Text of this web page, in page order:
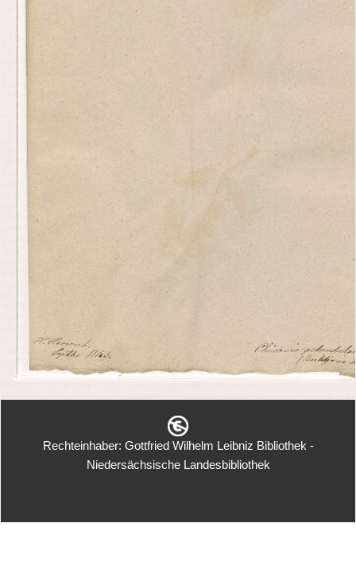
Rechteinhaber: Gottfried Wilhelm Leibniz Bibliothek -
Niedersächsische Landesbibliothek